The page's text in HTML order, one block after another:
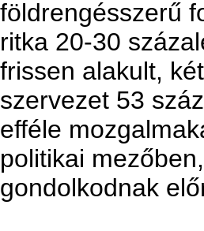
földrengésszerű
ritka 20-30
frissen alakult,
szervezet 53
efféle
politikai
gondolkodnak